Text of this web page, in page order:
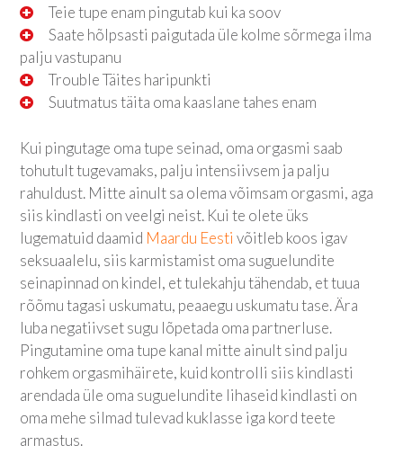
Teie tupe enam pingutab kui ka soov
Saate hõlpsasti paigutada üle kolme sõrmega ilma
palju vastupanu
Trouble Täites haripunkti
Suutmatus täita oma kaaslane tahes enam
Kui pingutage oma tupe seinad, oma orgasmi saab
tohutult tugevamaks, palju intensiivsem ja palju
rahuldust. Mitte ainult sa olema võimsam orgasmi, aga
siis kindlasti on veelgi neist. Kui te olete üks
lugematuid daamid Maardu Eesti võitleb koos igav
seksuaalelu, siis karmistamist oma suguelundite
seinapinnad on kindel, et tulekahju tähendab, et tuua
rõõmu tagasi uskumatu, peaaegu uskumatu tase. Ära
luba negatiivset sugu lõpetada oma partnerluse.
Pingutamine oma tupe kanal mitte ainult sind palju
rohkem orgasmihäirete, kuid kontrolli siis kindlasti
arendada üle oma suguelundite lihaseid kindlasti on
oma mehe silmad tulevad kuklasse iga kord teete
armastus.